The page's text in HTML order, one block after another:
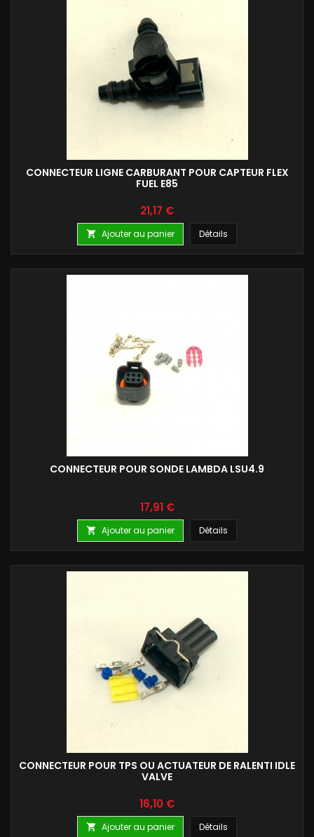
CONNECTEUR LIGNE CARBURANT POUR CAPTEUR FLEX
FUEL E85
Prix
21,17 €
 Ajouter au panier Détails
CONNECTEUR POUR SONDE LAMBDA LSU4.9
Prix
17,91 €
 Ajouter au panier Détails
CONNECTEUR POUR TPS OU ACTUATEUR DE RALENTI IDLE
VALVE
Prix
16,10 €
 Ajouter au panier Détails